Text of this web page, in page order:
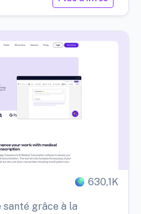
630,1K
santé grâce à la